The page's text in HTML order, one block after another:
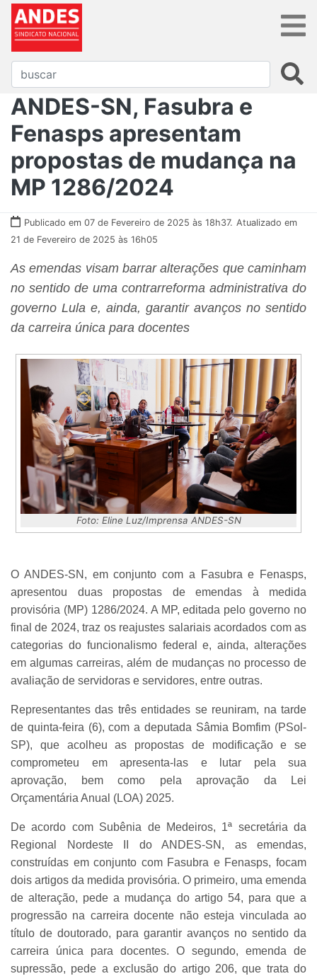
ANDES-SN, Fasubra e
Fenasps apresentam
propostas de mudança na
MP 1286/2024
Publicado em 07 de Fevereiro de 2025 às 18h37. Atualizado em
21 de Fevereiro de 2025 às 16h05
As emendas visam barrar alterações que caminham
no sentido de uma contrarreforma administrativa do
governo Lula e, ainda, garantir avanços no sentido
da carreira única para docentes
Foto: Eline Luz/Imprensa ANDES-SN
O ANDES-SN, em conjunto com a Fasubra e Fenasps,
apresentou duas propostas de emendas à medida
provisória (MP) 1286/2024. A MP, editada pelo governo no
final de 2024, traz os reajustes salariais acordados com as
categorias do funcionalismo federal e, ainda, alterações
em algumas carreiras, além de mudanças no processo de
avaliação de servidoras e servidores, entre outras.
Representantes das três entidades se reuniram, na tarde
de quinta-feira (6), com a deputada Sâmia Bomfim (PSol-
SP), que acolheu as propostas de modificação e se
comprometeu em apresenta-las e lutar pela sua
aprovação, bem como pela aprovação da Lei
Orçamentária Anual (LOA) 2025.
De acordo com Subênia de Medeiros, 1ª secretária da
Regional Nordeste II do ANDES-SN, as emendas,
construídas em conjunto com Fasubra e Fenasps, focam
dois artigos da medida provisória. O primeiro, uma emenda
de alteração, pede a mudança do artigo 54, para que a
progressão na carreira docente não esteja vinculada ao
título de doutorado, para garantir avanços no sentido da
carreira única para docentes. O segundo, emenda de
supressão, pede a exclusão do artigo 206, que trata do